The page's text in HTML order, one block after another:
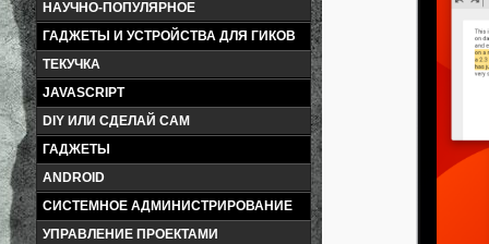
НАУЧНО-ПОПУЛЯРНОЕ
ГАДЖЕТЫ И УСТРОЙСТВА ДЛЯ ГИКОВ
ТЕКУЧКА
JAVASCRIPT
DIY ИЛИ СДЕЛАЙ САМ
ГАДЖЕТЫ
ANDROID
СИСТЕМНОЕ АДМИНИСТРИРОВАНИЕ
УПРАВЛЕНИЕ ПРОЕКТАМИ